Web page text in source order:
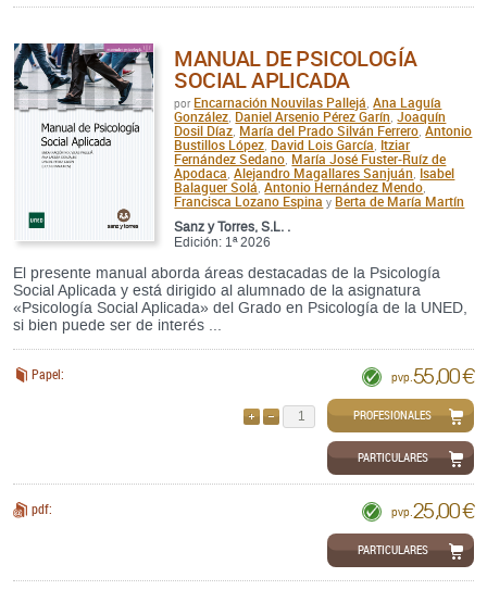
MANUAL DE PSICOLOGÍA
SOCIAL APLICADA
por Encarnación Nouvilas Pallejá ,Ana Laguía
González Daniel Arsenio Pérez Garín ,Joaquín
Dosil Díaz María del Prado Silván Ferrero ,Antonio
Bustillos López David Lois García Itziar
Fernández Sedano María José Fuster-Ruíz de
Apodaca
,Alejandro Magallares Sanjuán Isabel
Balaguer Solá
,Antonio Hernández Mendo
Francisca Lozano Espina y Berta de María Martín
Sanz y Torres, S.L. .
Edición: 1ª 2026
El presente manual aborda áreas destacadas de la Psicología
Social Aplicada y está dirigido al alumnado de la asignatura
«Psicología Social Aplicada» del Grado en Psicología de la UNED,
si bien puede ser de interés ...
Papel: pvp. 55,00 €
QUITARPROFESIONALES
PARTICULARES
pdf: pvp. 25,00 €
PARTICULARES